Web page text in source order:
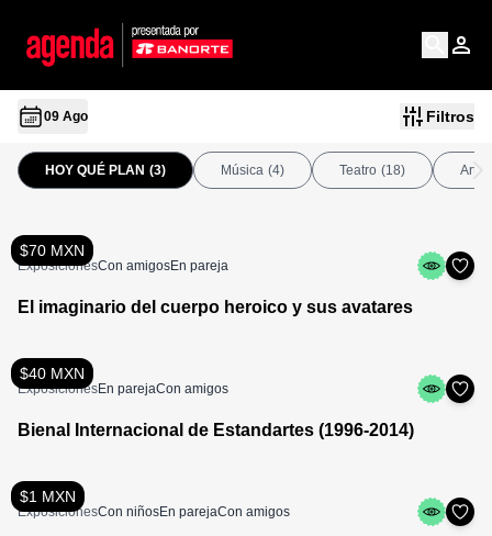
09 Ago Filtros
HOY QUÉ PLAN (3) Música (4) Teatro (18) Arte
$70 MXN
ExposicionesCon amigosEn pareja
El imaginario del cuerpo heroico y sus avatares
$40 MXN
ExposicionesEn parejaCon amigos
Bienal Internacional de Estandartes (1996-2014)
$1 MXN
ExposicionesCon niñosEn parejaCon amigos